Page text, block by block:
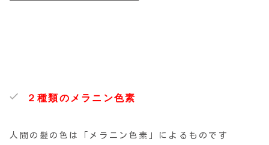
２種類のメラニン色素
人間の髪の色は「メラニン色素」によるものです